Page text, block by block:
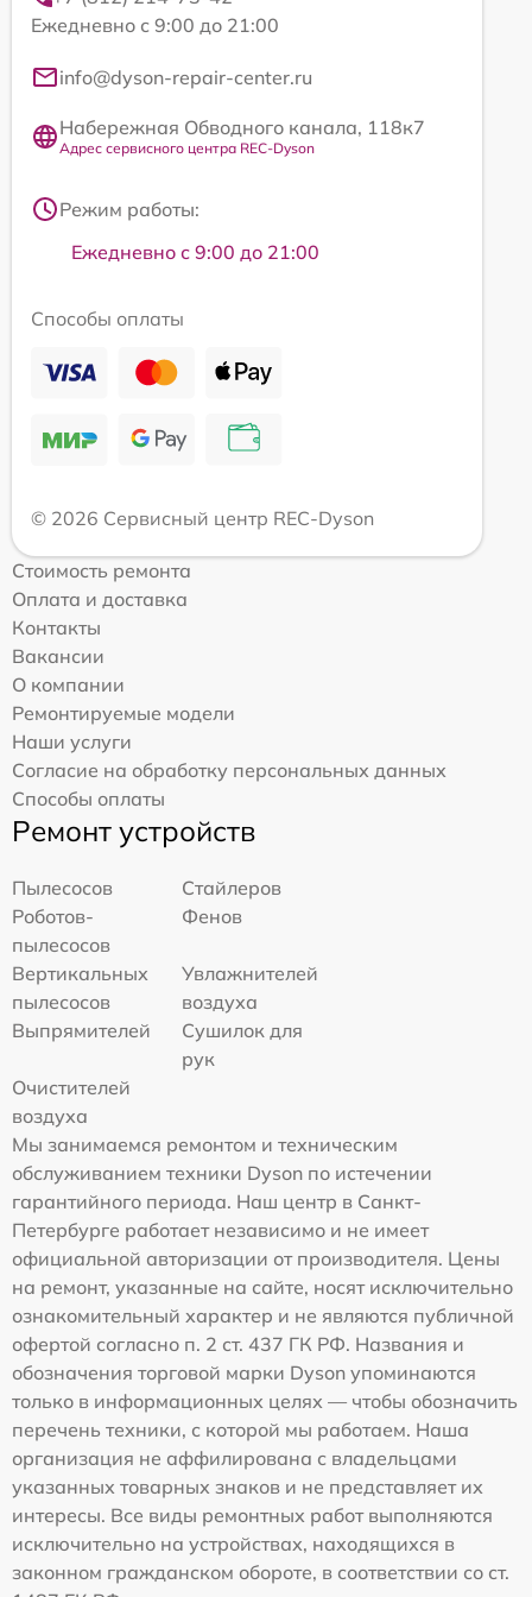
Ежедневно с 9:00 до 21:00
info@dyson-repair-center.ru
Набережная Обводного канала, 118к7
Адрес сервисного центра REC-Dyson
Режим работы:
Ежедневно с 9:00 до 21:00
Способы оплаты
© 2026 Сервисный центр REC-Dyson
Стоимость ремонта
Оплата и доставка
Контакты
Вакансии
О компании
Ремонтируемые модели
Наши услуги
Согласие на обработку персональных данных
Способы оплаты
Ремонт устройств
Пылесосов
Стайлеров
Роботов-
пылесосов
Фенов
Вертикальных
пылесосов
Увлажнителей
воздуха
Выпрямителей
Сушилок для
рук
Очистителей
воздуха
Мы занимаемся ремонтом и техническим
обслуживанием техники Dyson по истечении
гарантийного периода. Наш центр в Санкт-
Петербурге работает независимо и не имеет
официальной авторизации от производителя. Цены
на ремонт, указанные на сайте, носят исключительно
ознакомительный характер и не являются публичной
офертой согласно п. 2 ст. 437 ГК РФ. Названия и
обозначения торговой марки Dyson упоминаются
только в информационных целях — чтобы обозначить
перечень техники, с которой мы работаем. Наша
организация не аффилирована с владельцами
указанных товарных знаков и не представляет их
интересы. Все виды ремонтных работ выполняются
исключительно на устройствах, находящихся в
законном гражданском обороте, в соответствии со ст.